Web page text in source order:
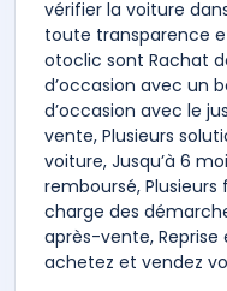
vérifier la voiture
toute transparence
otoclic sont Rachat
d’occasion avec un
d’occasion avec le
vente, Plusieurs
voiture, Jusqu’à 6
remboursé, Plusieurs
charge des
après-vente,
achetez et vendez